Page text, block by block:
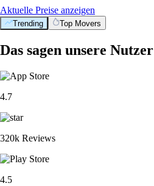
Aktuelle Preise anzeigen
Trending Top Movers
Das sagen unsere Nutzer
4.7
320k Reviews
4.5